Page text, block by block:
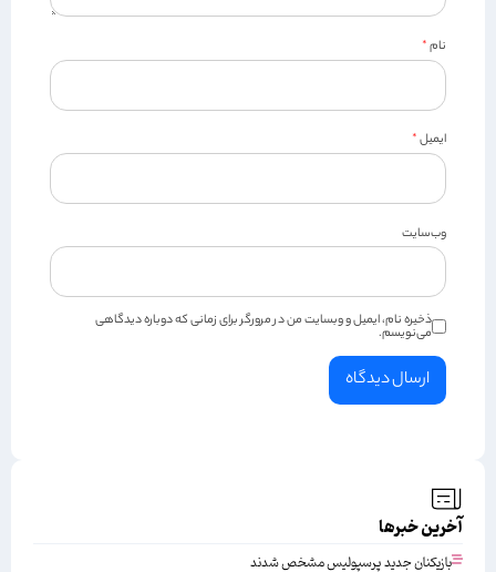
نام*
ایمیل*
وب‌سایت
ذخیره نام، ایمیل و وبسایت من در مرورگر برای زمانی که دوباره دیدگاهی
می‌نویسم.
آخرین خبرها
بازیکنان جدید پرسپولیس مشخص شدند